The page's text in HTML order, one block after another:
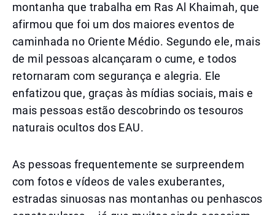
montanha que trabalha em Ras Al Khaimah, que
afirmou que foi um dos maiores eventos de
caminhada no Oriente Médio. Segundo ele, mais
de mil pessoas alcançaram o cume, e todos
retornaram com segurança e alegria. Ele
enfatizou que, graças às mídias sociais, mais e
mais pessoas estão descobrindo os tesouros
naturais ocultos dos EAU.
As pessoas frequentemente se surpreendem
com fotos e vídeos de vales exuberantes,
estradas sinuosas nas montanhas ou penhascos